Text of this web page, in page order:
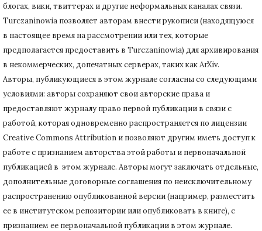
блогах, вики, твиттерах и другие неформальных каналах связи.
Turczaninowiа позволяет авторам внести рукописи (находящуюся
в настоящее время на рассмотрении или тех, которые
предполагается предоставить в Turczaninowia) для архивирования
в некоммерческих, допечатных серверах, таких как ArXiv.
Авторы, публикующиеся в этом журнале согласны со следующими
условиями: авторы сохраняют свои авторские права и
предоставляют журналу право первой публикации в связи с
работой, которая одновременно распространяется по лицензии
Creative Commons Attribution и позволяют другим иметь доступ к
работе с признанием авторства этой работы и первоначальной
публикацией в этом журнале. Авторы могут заключать отдельные,
дополнительные договорные соглашения по неисключительному
распространению опубликованной версии (например, разместить
ее в институтском репозитории или опубликовать в книге), с
признанием ее первоначальной публикации в этом журнале.